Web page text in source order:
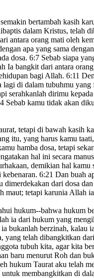
bertambah kasih
dalam Kristus, telah
antara orang mati oleh
apa yang sama
dosa. 6:7 Sebab siapa
Ia bangkit dari antara
bagi Allah. 6:11
lagi di dalam tubuhmu yang
serahkanlah dirimu
Sebab kamu tidak akan
tetapi di bawah kasih
itu, yang harus kamu taati,
hamba dosa, tetapi
hal ini secara
demikian hal
kebenaran. 6:21 Dan buah
dimerdekakan dari dosa
maut; tetapi karunia Allah
hukum--bahwa hukum
ia dari hukum yang
bukanlah berzinah, kalau
yang telah dibangkitkan
tubuh kita, agar kita
baru menurut Roh dan
hukum Taurat aku telah
untuk membangkitkan di